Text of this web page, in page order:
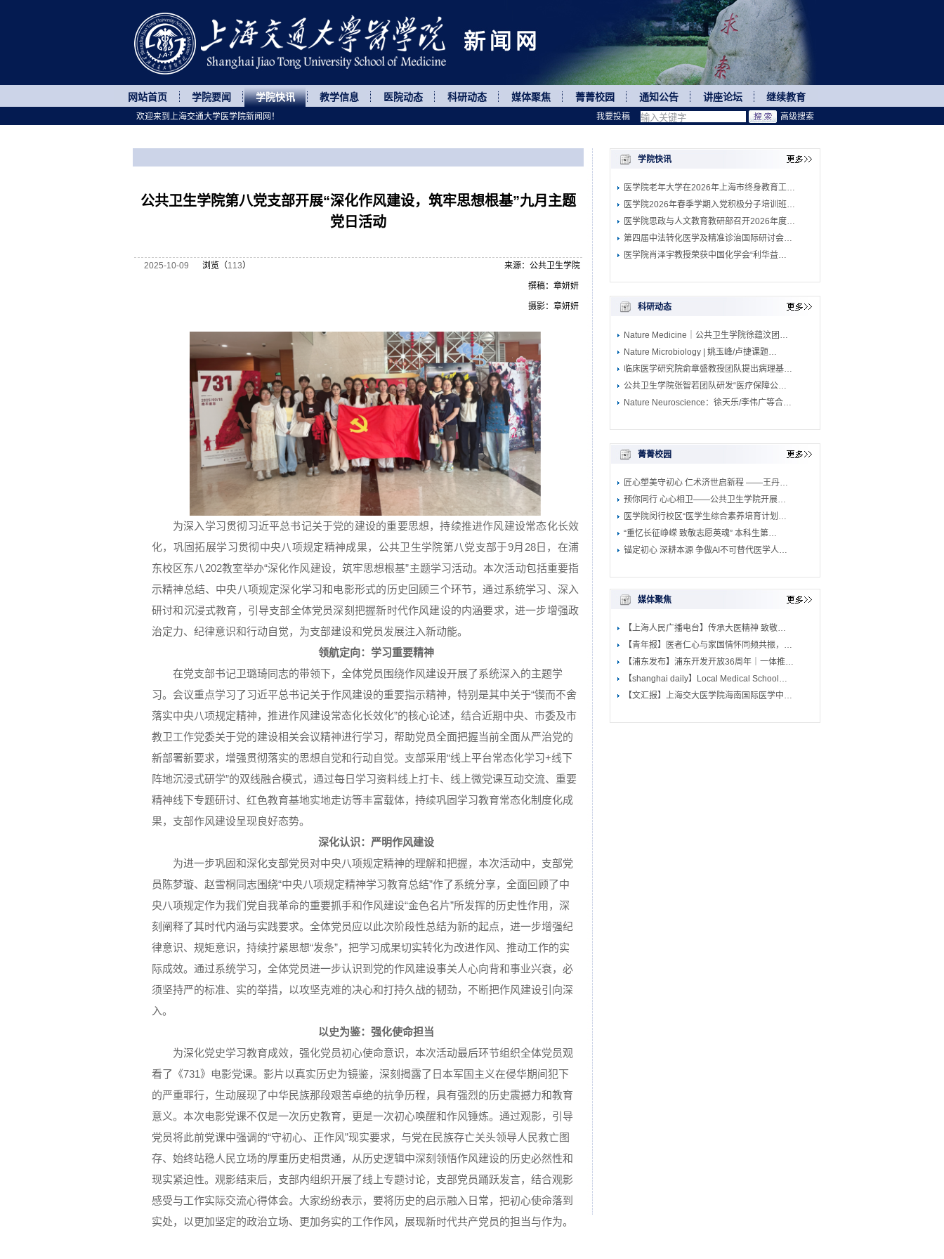
网站首页 学院要闻 学院快讯 教学信息 医院动态 科研动态 媒体聚焦 菁菁校园 通知公告 讲座论坛 继续教育
公共卫生学院第八党支部开展“深化作风建设，筑牢思想根基”九月主题
党日活动
2025-10-09 浏览（113） 来源：公共卫生学院
撰稿：章妍妍
摄影：章妍妍
为深入学习贯彻习近平总书记关于党的建设的重要思想，持续推进作风建设常态化长效
化，巩固拓展学习贯彻中央八项规定精神成果，公共卫生学院第八党支部于9月28日，在浦
东校区东八202教室举办“深化作风建设，筑牢思想根基”主题学习活动。本次活动包括重要指
示精神总结、中央八项规定深化学习和电影形式的历史回顾三个环节，通过系统学习、深入
研讨和沉浸式教育，引导支部全体党员深刻把握新时代作风建设的内涵要求，进一步增强政
治定力、纪律意识和行动自觉，为支部建设和党员发展注入新动能。
领航定向：学习重要精神
在党支部书记卫璐琦同志的带领下，全体党员围绕作风建设开展了系统深入的主题学
习。会议重点学习了习近平总书记关于作风建设的重要指示精神，特别是其中关于“锲而不舍
落实中央八项规定精神，推进作风建设常态化长效化”的核心论述，结合近期中央、市委及市
教卫工作党委关于党的建设相关会议精神进行学习，帮助党员全面把握当前全面从严治党的
新部署新要求，增强贯彻落实的思想自觉和行动自觉。支部采用“线上平台常态化学习+线下
阵地沉浸式研学”的双线融合模式，通过每日学习资料线上打卡、线上微党课互动交流、重要
精神线下专题研讨、红色教育基地实地走访等丰富载体，持续巩固学习教育常态化制度化成
果，支部作风建设呈现良好态势。
深化认识：严明作风建设
为进一步巩固和深化支部党员对中央八项规定精神的理解和把握，本次活动中，支部党
员陈梦璇、赵雪桐同志围绕“中央八项规定精神学习教育总结”作了系统分享，全面回顾了中
央八项规定作为我们党自我革命的重要抓手和作风建设“金色名片”所发挥的历史性作用，深
刻阐释了其时代内涵与实践要求。全体党员应以此次阶段性总结为新的起点，进一步增强纪
律意识、规矩意识，持续拧紧思想“发条”，把学习成果切实转化为改进作风、推动工作的实
际成效。通过系统学习，全体党员进一步认识到党的作风建设事关人心向背和事业兴衰，必
须坚持严的标准、实的举措，以攻坚克难的决心和打持久战的韧劲，不断把作风建设引向深
入。
以史为鉴：强化使命担当
为深化党史学习教育成效，强化党员初心使命意识，本次活动最后环节组织全体党员观
看了《731》电影党课。影片以真实历史为镜鉴，深刻揭露了日本军国主义在侵华期间犯下
的严重罪行，生动展现了中华民族那段艰苦卓绝的抗争历程，具有强烈的历史震撼力和教育
意义。本次电影党课不仅是一次历史教育，更是一次初心唤醒和作风锤炼。通过观影，引导
党员将此前党课中强调的“守初心、正作风”现实要求，与党在民族存亡关头领导人民救亡图
存、始终站稳人民立场的厚重历史相贯通，从历史逻辑中深刻领悟作风建设的历史必然性和
现实紧迫性。观影结束后，支部内组织开展了线上专题讨论，支部党员踊跃发言，结合观影
感受与工作实际交流心得体会。大家纷纷表示，要将历史的启示融入日常，把初心使命落到
实处，以更加坚定的政治立场、更加务实的工作作风，展现新时代共产党员的担当与作为。
高级搜索
学院快讯
医学院老年大学在2026年上海市终身教育工…
医学院2026年春季学期入党积极分子培训班…
医学院思政与人文教育教研部召开2026年度…
第四届中法转化医学及精准诊治国际研讨会…
医学院肖泽宇教授荣获中国化学会“利华益…
科研动态
Nature Medicine｜公共卫生学院徐蕴汶团…
Nature Microbiology | 姚玉峰/卢捷课题…
临床医学研究院俞章盛教授团队提出病理基…
公共卫生学院张智若团队研发“医疗保障公…
Nature Neuroscience：徐天乐/李伟广等合…
菁菁校园
匠心塑美守初心 仁术济世启新程 ——王丹…
预你同行 心心相卫——公共卫生学院开展…
医学院闵行校区“医学生综合素养培育计划…
“重忆长征峥嵘 致敬志愿英魂” 本科生第…
锚定初心 深耕本源 争做AI不可替代医学人…
媒体聚焦
【上海人民广播电台】传承大医精神 致敬…
【青年报】医者仁心与家国情怀同频共振，…
【浦东发布】浦东开发开放36周年｜一体推…
【shanghai daily】Local Medical School…
【文汇报】上海交大医学院海南国际医学中…
欢迎来到上海交通大学医学院新闻网！ 我要投稿